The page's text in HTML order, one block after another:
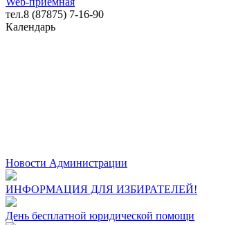
тел.8 (87875) 7-16-90
Календарь
Новости Администрации
ИНФОРМАЦИЯ ДЛЯ ИЗБИРАТЕЛЕЙ!
День бесплатной юридической помощи